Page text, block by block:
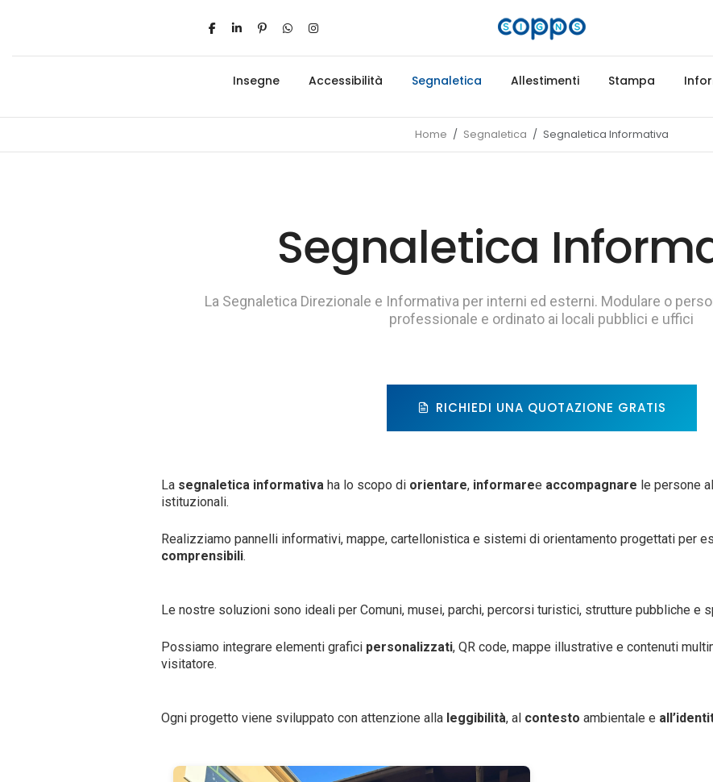
Insegne Accessibilità Segnaletica Allestimenti Stampa
Home Segnaletica Segnaletica Informativa
Segnaletica
La Segnaletica Direzionale e Informativa per interni ed esterni. Modulare o
professionale e ordinato ai locali pubblici e uffici
RICHIEDI UNA QUOTAZIONE GRATIS
La segnaletica informativaha lo scopo di orientare, informaree accompagnare le persone
istituzionali.
Realizziamo pannelli informativi, mappe, cartellonistica e sistemi di orientamento progettati per
comprensibili.
Le nostre soluzioni sono ideali per Comuni, musei, parchi, percorsi turistici, strutture pubbliche e
Possiamo integrare elementi grafici personalizzati, QR code, mappe illustrative e contenuti
visitatore.
Ogni progetto viene sviluppato con attenzione alla leggibilità, al contesto ambientale e